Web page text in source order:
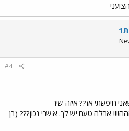
#4
חיפשתי אז?? איזה שיר
אחלה טעם יש לך. אושרי נכון??? (בן